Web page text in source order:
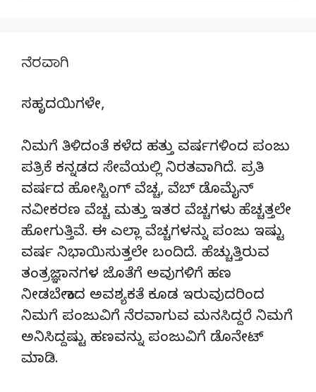
ನೆರವಾಗಿ
ಸಹೃದಯಿಗಳೇ,
ನಿಮಗೆ ತಿಳಿದಂತೆ ಕಳೆದ ಹತ್ತು ವರ್ಷಗಳಿಂದ ಪಂಜು
ಪತ್ರಿಕೆ ಕನ್ನಡದ ಸೇವೆಯಲ್ಲಿ ನಿರತವಾಗಿದೆ. ಪ್ರತಿ
ವರ್ಷದ ಹೋಸ್ಟಿಂಗ್‌ ವೆಚ್ಚ, ವೆಬ್‌ ಡೊಮೈನ್‌
ನವೀಕರಣ ವೆಚ್ಚ ಮತ್ತು ಇತರ ವೆಚ್ಚಗಳು ಹೆಚ್ಚತ್ತಲೇ
ಹೋಗುತ್ತಿವೆ. ಈ ಎಲ್ಲಾ ವೆಚ್ಚಗಳನ್ನು ಪಂಜು ಇಷ್ಟು
ವರ್ಷ ನಿಭಾಯಿಸುತ್ತಲೇ ಬಂದಿದೆ. ಹೆಚ್ಚುತ್ತಿರುವ
ತಂತ್ರಜ್ಞಾನಗಳ ಜೊತೆಗೆ ಅವುಗಳಿಗೆ ಹಣ
ನೀಡಬೇಕಾದ ಅವಶ್ಯಕತೆ ಕೂಡ ಇರುವುದರಿಂದ
ನಿಮಗೆ ಪಂಜುವಿಗೆ ನೆರವಾಗುವ ಮನಸಿದ್ದರೆ ನಿಮಗೆ
ಅನಿಸಿದ್ದಷ್ಟು ಹಣವನ್ನು ಪಂಜುವಿಗೆ ಡೊನೇಟ್‌
ಮಾಡಿ.